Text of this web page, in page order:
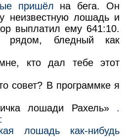
пришёл на бега. Он
неизвестную лошадь и
выплатил ему 641:10.
рядом, бледный как
кто дал тебе этот
совет? В программке я
лошади Рахель» .
лошадь как-нибудь